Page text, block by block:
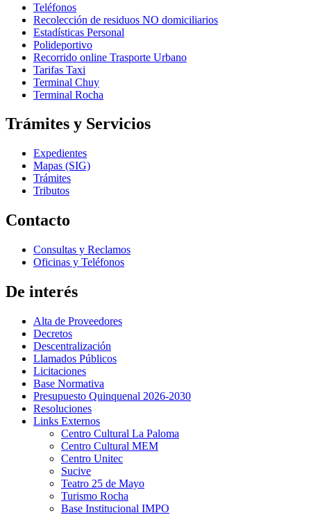
Teléfonos
Recolección de residuos NO domiciliarios
Estadísticas Personal
Polideportivo
Recorrido online Trasporte Urbano
Tarifas Taxi
Terminal Chuy
Terminal Rocha
Trámites y Servicios
Expedientes
Mapas (SIG)
Trámites
Tributos
Contacto
Consultas y Reclamos
Oficinas y Teléfonos
De interés
Alta de Proveedores
Decretos
Descentralización
Llamados Públicos
Licitaciones
Base Normativa
Presupuesto Quinquenal 2026-2030
Resoluciones
Links Externos
Centro Cultural La Paloma
Centro Cultural MEM
Centro Unitec
Sucive
Teatro 25 de Mayo
Turismo Rocha
Base Institucional IMPO